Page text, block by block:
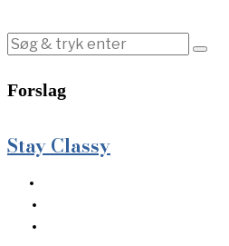
Forslag
Stay Classy